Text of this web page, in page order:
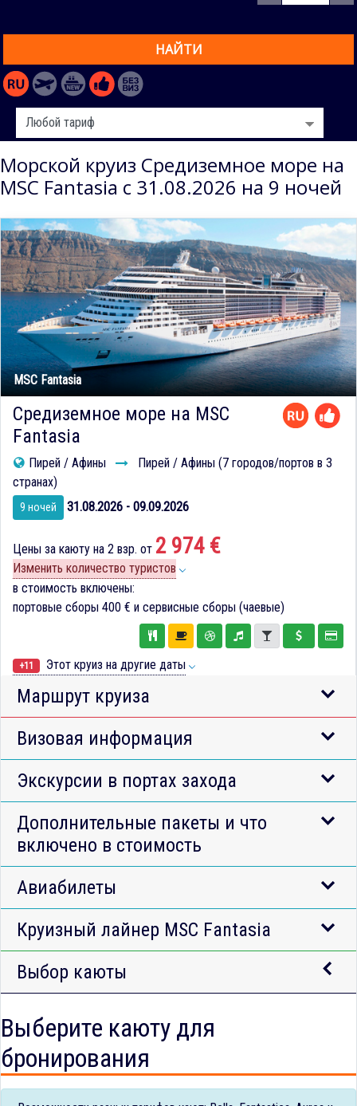
НАЙТИ
Морской круиз Средиземное море на
MSC Fantasia с 31.08.2026 на 9 ночей
MSC Fantasia
Средиземное море на MSC
Fantasia
Пирей / Афины
Пирей / Афины (7 городов/портов в 3
странах)
9 ночей 31.08.2026 - 09.09.2026
Цены за каюту на 2 взр. от 2 974 €
Изменить количество туристов
в стоимость включены:
портовые сборы 400 € и сервисные сборы (чаевые)
+11 Этот круиз на другие даты
Маршрут круиза
Визовая информация
Экскурсии в портах захода
Дополнительные пакеты и что
включено в стоимость
Авиабилеты
Круизный лайнер MSC Fantasia
Выбор каюты
Выберите каюту для
бронирования